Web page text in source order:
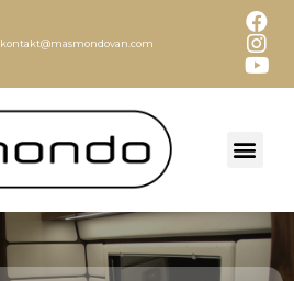
kontakt@masmondovan.com